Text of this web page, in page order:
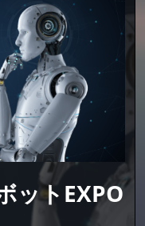
ットEXPO